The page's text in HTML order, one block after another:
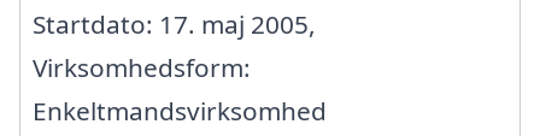
Startdato: 17. maj 2005,
Virksomhedsform:
Enkeltmandsvirksomhed